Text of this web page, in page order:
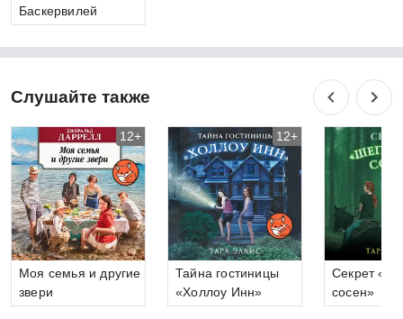
Баскервилей
Слушайте также
Моя семья и другие
звери
12+
Тайна гостиницы
«Холлоу Инн»
12+
Секрет
сосен»